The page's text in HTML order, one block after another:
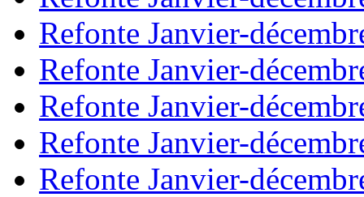
Refonte Janvier-
Refonte Janvier-
Refonte Janvier-
Refonte Janvier-
Refonte Janvier-